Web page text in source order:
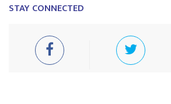
STAY CONNECTED